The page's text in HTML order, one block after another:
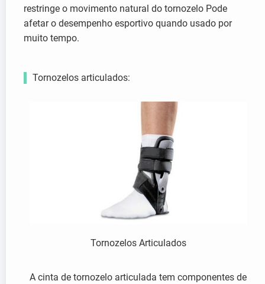
restringe o movimento natural do tornozelo Pode
afetar o desempenho esportivo quando usado por
muito tempo.
Tornozelos articulados:
Tornozelos Articulados
A cinta de tornozelo articulada tem componentes de